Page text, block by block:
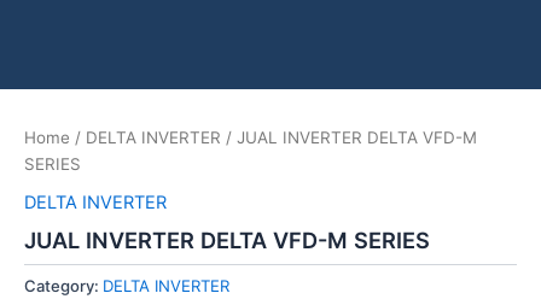
Home / DELTA INVERTER / JUAL INVERTER DELTA VFD-M
SERIES
DELTA INVERTER
JUAL INVERTER DELTA VFD-M SERIES
Category: DELTA INVERTER